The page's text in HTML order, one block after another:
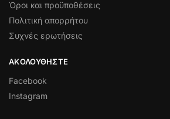
Όροι και προϋποθέσεις
Πολιτική απορρήτου
Συχνές ερωτήσεις
ΑΚΟΛΟΥΘΉΣΤΕ
Facebook
Instagram